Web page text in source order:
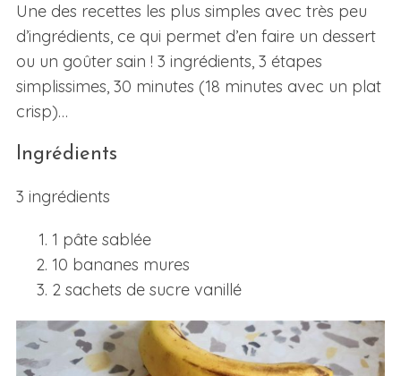
Une des recettes les plus simples avec très peu
d’ingrédients, ce qui permet d’en faire un dessert
ou un goûter sain ! 3 ingrédients, 3 étapes
simplissimes, 30 minutes (18 minutes avec un plat
crisp)…
Ingrédients
3 ingrédients
1 pâte sablée
10 bananes mures
2 sachets de sucre vanillé